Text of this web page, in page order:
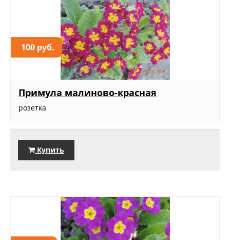
100 руб.
Примула малиново-красная
розетка
Купить